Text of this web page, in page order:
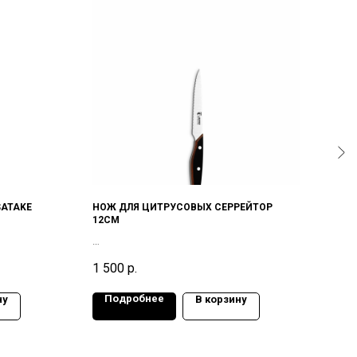
НОЖ ДЛЯ ЦИТРУСОВЫХ СЕРРЕЙТОР
12СМ
1 500 р.
Подробнее В корзину